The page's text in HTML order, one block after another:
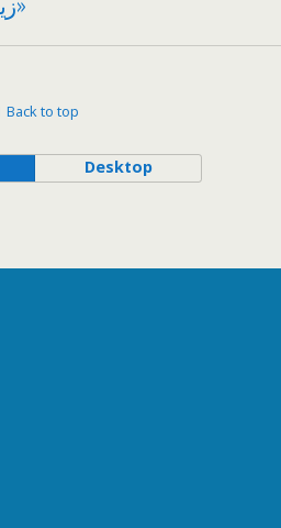
Back to top
Desktop